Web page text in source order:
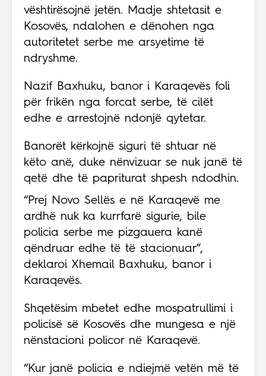
vështirësojnë jetën. Madje shtetasit e
Kosovës, ndalohen e dënohen nga
autoritetet serbe me arsyetime të
ndryshme.
Nazif Baxhuku, banor i Karaqevës foli
për frikën nga forcat serbe, të cilët
edhe e arrestojnë ndonjë qytetar.
Banorët kërkojnë siguri të shtuar në
këto anë, duke nënvizuar se nuk janë të
qetë dhe të papriturat shpesh ndodhin.
“Prej Novo Sellës e në Karaqevë me
ardhë nuk ka kurrfarë sigurie, bile
policia serbe me pizgauera kanë
qëndruar edhe të të stacionuar”,
deklaroi Xhemail Baxhuku, banor i
Karaqevës.
Shqetësim mbetet edhe mospatrullimi i
policisë së Kosovës dhe mungesa e një
nënstacioni policor në Karaqevë.
“Kur janë policia e ndiejmë vetën më të